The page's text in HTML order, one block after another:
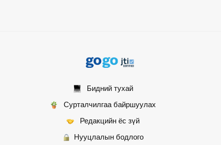
Бидний тухай
Сурталчилгаа байршуулах
Редакцийн ёс зүй
Нууцлалын бодлого